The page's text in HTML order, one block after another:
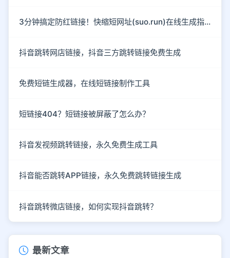
3分钟搞定防红链接！快缩短网址(suo.run)在线生成指南
抖音跳转网店链接，抖音三方跳转链接免费生成
免费短链生成器，在线短链接制作工具
短链接404？短链接被屏蔽了怎么办？
抖音发视频跳转链接，永久免费生成工具
抖音能否跳转APP链接，永久免费跳转链接生成
抖音跳转微店链接，如何实现抖音跳转？
最新文章